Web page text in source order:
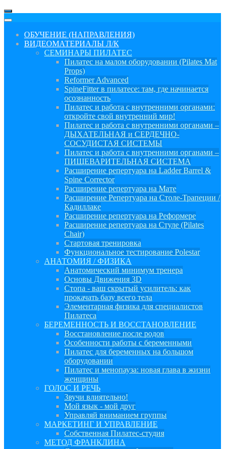
ОБУЧЕНИЕ (НАПРАВЛЕНИЯ)
ВИДЕОМАТЕРИАЛЫ Л/К
СЕМИНАРЫ ПИЛАТЕС
Пилатес на малом оборудовании (Pilates Mat
Props)
Reformer Advanced
SpineFitter в пилатесе: там, где начинается
осознанность
Пилатес и работа с внутренними органами:
откройте свой внутренний мир!
Пилатес и работа с внутренними органами –
ДЫХАТЕЛЬНАЯ и СЕРДЕЧНО-
СОСУДИСТАЯ СИСТЕМЫ
Пилатес и работа с внутренними органами –
ПИЩЕВАРИТЕЛЬНАЯ СИСТЕМА
Расширение репертуара на Ladder Barrel &
Spine Corrector
Расширение репертуара на Мате
Расширение Репертуара на Столе-Трапеции /
Кадиллаке
Расширение репертуара на Реформере
Расширение репертуара на Стуле (Pilates
Chair)
Стартовая тренировка
Функциональное тестирование Polestar
АНАТОМИЯ / ФИЗИКА
Анатомический минимум тренера
Основы Движения 3D
Стопа - ваш скрытый усилитель: как
прокачать базу всего тела
Элементарная физика для специалистов
Пилатеса
БЕРЕМЕННОСТЬ И ВОССТАНОВЛЕНИЕ
Восстановление после родов
Особенности работы с беременными
Пилатес для беременных на большом
оборудовании
Пилатес и менопауза: новая глава в жизни
женщины
ГОЛОС И РЕЧЬ
Звучи влиятельно!
Мой язык - мой друг
Управляй вниманием группы
МАРКЕТИНГ И УПРАВЛЕНИЕ
Собственная Пилатес-студия
МЕТОД ФРАНКЛИНА